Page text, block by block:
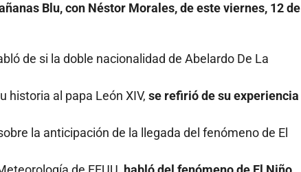
Blu, con Néstor Morales, de este viernes, 12 de
de si la doble nacionalidad de Abelardo De La
historia al papa León XIV, se refirió de su experiencia
la anticipación de la llegada del fenómeno de El